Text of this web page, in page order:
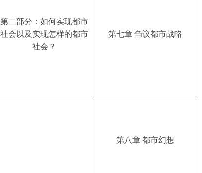
第二部分：如何实现都市
社会以及实现怎样的都市
社会？
第七章 刍议都市战略
第八章 都市幻想